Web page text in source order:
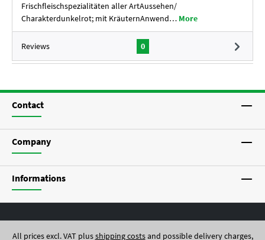
Frischfleischspezialitäten aller ArtAussehen/
Charakterdunkelrot; mit KräuternAnwend… More
Reviews 0
Contact
Company
Informations
All prices excl. VAT plusshipping costsand possible delivery charges,